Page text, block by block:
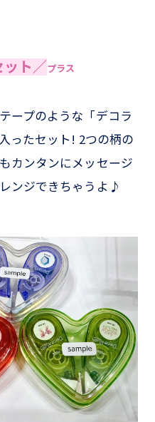
ト／プラス
ープのような「デコラ
ったセット! 2つの柄の
カンタンにメッセージ
ンジできちゃうよ♪